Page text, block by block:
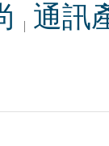
通訊